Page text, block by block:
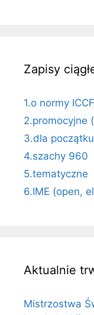
Zapisy
1.o normy
2.promocyjne
3.dla
4.szachy 960
5.tematyczne
6.IME (open,
Aktualnie
Mistrzostwa